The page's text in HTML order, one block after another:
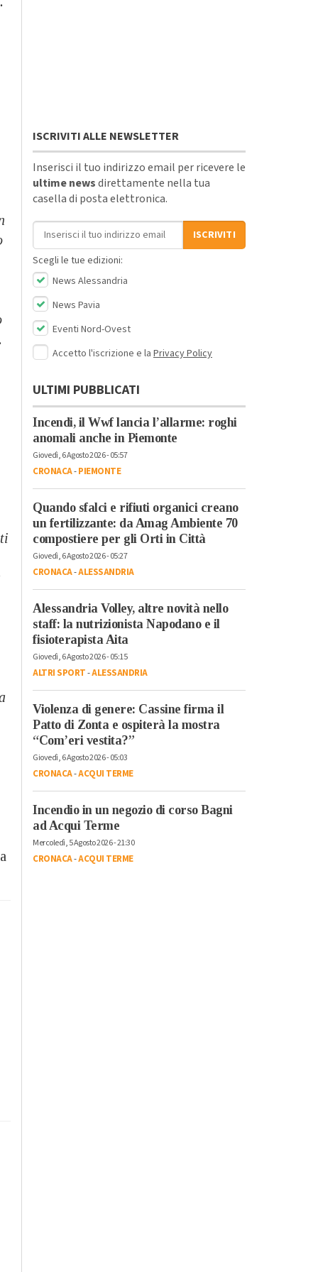
ISCRIVITI ALLE NEWSLETTER
Inserisci il tuo indirizzo email per ricevere le
ultime newsdirettamente nella tua
casella di posta elettronica.
Indirizzo email
ISCRIVITI
Scegli le tue edizioni:
News Alessandria
News Pavia
Eventi Nord-Ovest
Accetto l'iscrizione e la Privacy Policy
ULTIMI PUBBLICATI
Incendi, il Wwf lancia l’allarme: roghi
anomali anche in Piemonte
Giovedì, 6 Agosto 2026 - 05:57
CRONACA-PIEMONTE
Quando sfalci e rifiuti organici creano
un fertilizzante: da Amag Ambiente 70
compostiere per gli Orti in Città
Giovedì, 6 Agosto 2026 - 05:27
CRONACA-ALESSANDRIA
Alessandria Volley, altre novità nello
staff: la nutrizionista Napodano e il
fisioterapista Aita
Giovedì, 6 Agosto 2026 - 05:15
ALTRI SPORT-ALESSANDRIA
Violenza di genere: Cassine firma il
Patto di Zonta e ospiterà la mostra
“Com’eri vestita?”
Giovedì, 6 Agosto 2026 - 05:03
CRONACA-ACQUI TERME
Incendio in un negozio di corso Bagni
ad Acqui Terme
Mercoledì, 5 Agosto 2026 - 21:30
CRONACA-ACQUI TERME